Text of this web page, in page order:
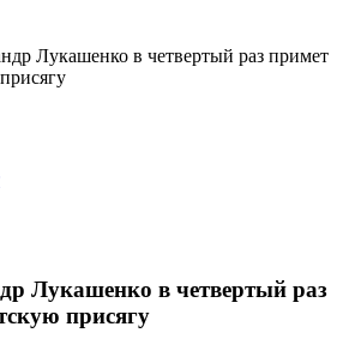
Лукашенко в четвертый раз примет
Лукашенко в четвертый раз
присягу